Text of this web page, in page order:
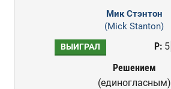
Мик Стэнтон
(Mick Stanton)
ВЫИГРАЛ Р:5
Решением
(единогласным)